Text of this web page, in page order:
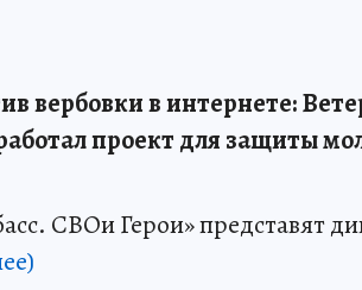
вербовки в интернете:
проект для защиты
СВОи Герои» представят